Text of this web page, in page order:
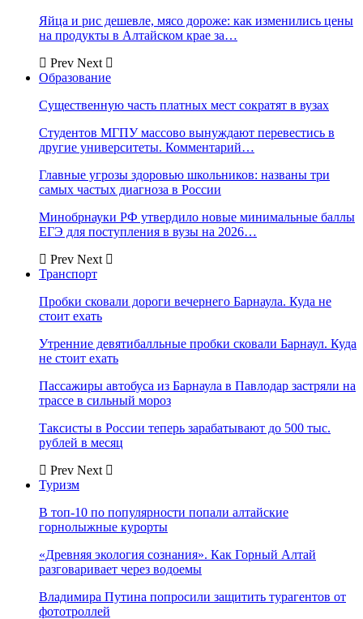
Яйца и рис дешевле, мясо дороже: как изменились цены
на продукты в Алтайском крае за…
Prev Next
Образование
Существенную часть платных мест сократят в вузах
Студентов МГПУ массово вынуждают перевестись в
другие университеты. Комментарий…
Главные угрозы здоровью школьников: названы три
самых частых диагноза в России
Минобрнауки РФ утвердило новые минимальные баллы
ЕГЭ для поступления в вузы на 2026…
Prev Next
Транспорт
Пробки сковали дороги вечернего Барнаула. Куда не
стоит ехать
Утренние девятибалльные пробки сковали Барнаул. Куда
не стоит ехать
Пассажиры автобуса из Барнаула в Павлодар застряли на
трассе в сильный мороз
Таксисты в России теперь зарабатывают до 500 тыс.
рублей в месяц
Prev Next
Туризм
В топ-10 по популярности попали алтайские
горнолыжные курорты
«Древняя экология сознания». Как Горный Алтай
разговаривает через водоемы
Владимира Путина попросили защитить турагентов от
фототроллей